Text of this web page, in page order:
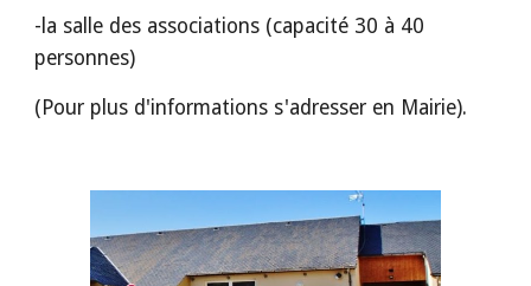
-la salle des associations (capacité 30 à 40
personnes)
(Pour plus d'informations s'adresser en Mairie).